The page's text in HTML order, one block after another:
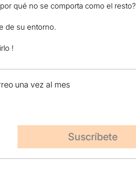
qué no se comporta como el resto?
de su entorno.
!
una vez al mes